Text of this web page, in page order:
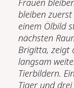
Frauen
bleiben
einem Ölbild
nächsten
Brigitta, zeigt
langsam
Tierbildern.
Tiger und